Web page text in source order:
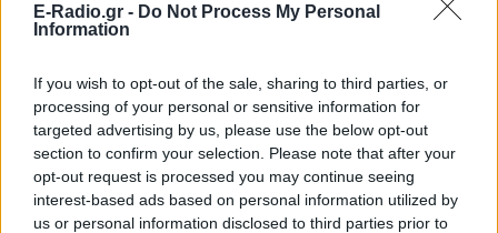
E-Radio.gr - Do Not Process My Personal
Information
If you wish to opt-out of the sale, sharing to third parties, or
processing of your personal or sensitive information for
targeted advertising by us, please use the below opt-out
section to confirm your selection. Please note that after your
opt-out request is processed you may continue seeing
interest-based ads based on personal information utilized by
us or personal information disclosed to third parties prior to